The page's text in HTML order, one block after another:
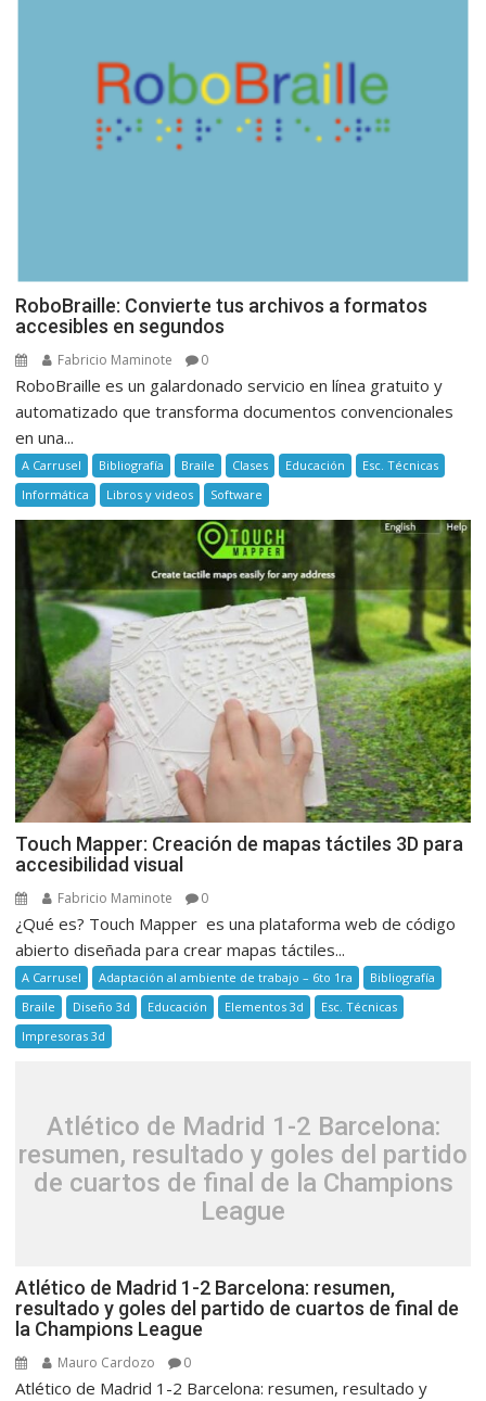
RoboBraille: Convierte tus archivos a formatos
accesibles en segundos
Fabricio Maminote 0
RoboBraille es un galardonado servicio en línea gratuito y
automatizado que transforma documentos convencionales
en una...
A Carrusel Bibliografía Braile Clases Educación
Esc. Técnicas
Informática
Libros y videos Software
Touch Mapper: Creación de mapas táctiles 3D para
accesibilidad visual
Fabricio Maminote 0
¿Qué es? Touch Mapper es una plataforma web de código
abierto diseñada para crear mapas táctiles...
A Carrusel Adaptación al ambiente de trabajo – 6to 1ra
Bibliografía
Braile
Diseño 3d Educación Elementos 3d
Esc. Técnicas
Impresoras 3d
Atlético de Madrid 1-2 Barcelona:
resumen, resultado y goles del partido
de cuartos de final de la Champions
League
Atlético de Madrid 1-2 Barcelona: resumen,
resultado y goles del partido de cuartos de final de
la Champions League
Mauro Cardozo 0
Atlético de Madrid 1-2 Barcelona: resumen, resultado y